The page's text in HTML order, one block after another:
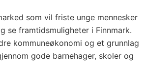
som vil friste unge mennesker
se framtidsmuligheter i Finnmark.
kommuneøkonomi og et grunnlag
gode barnehager, skoler og